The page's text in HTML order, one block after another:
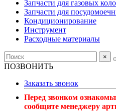
Запчасти для газовых
Запчасти для
Кондиционирование
Инструмент
Расходные материалы
×
ПОЗВОНИТЬ
Заказать звонок
Перед звонком
сообщите менеджеру